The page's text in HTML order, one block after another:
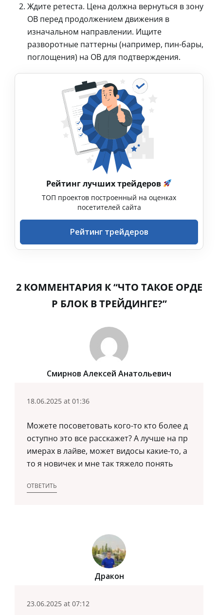
Ждите ретеста. Цена должна вернуться в зону
OB перед продолжением движения в
изначальном направлении. Ищите
разворотные паттерны (например, пин-бары,
поглощения) на OB для подтверждения.
Рейтинг лучших трейдеров
ТОП проектов построенный на оценках
посетителей сайта
Рейтинг трейдеров
2 КОММЕНТАРИЯ К “ЧТО ТАКОЕ ОРДЕ
Р БЛОК В ТРЕЙДИНГЕ?”
Смирнов Алексей Анатольевич
18.06.2025 at 01:36
Можете посоветовать кого-то кто более д
оступно это все расскажет? А лучше на пр
имерах в лайве, может видосы какие-то, а
то я новичек и мне так тяжело понять
ОТВЕТИТЬ
Дракон
23.06.2025 at 07:12